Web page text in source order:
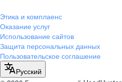
Этика и комплаенс
Оказание услуг
Использование сайтов
Защита персональных данных
Пользовательское соглашение
Русский